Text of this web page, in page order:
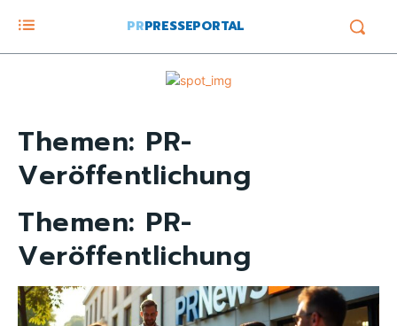
PRPRESSEPORTAL
Themen: PR-
Veröffentlichung
Themen: PR-
Veröffentlichung